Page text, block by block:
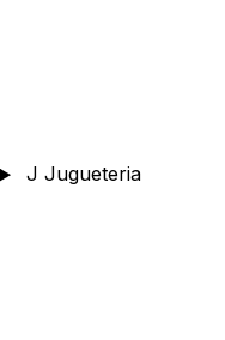
J Jugueteria